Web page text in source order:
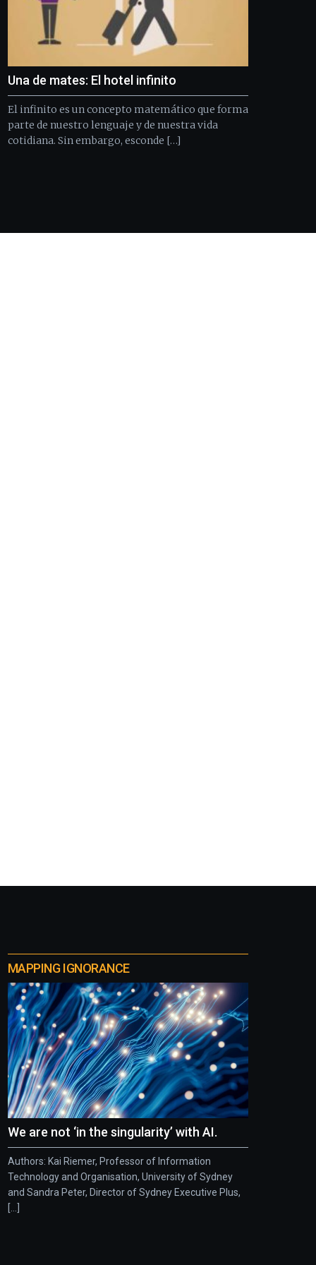
septiembre
de
octubre.
La
iniciativa,
organizada
por
Una de mates: El hotel infinito
El infinito es un concepto matemático que forma
parte de nuestro lenguaje y de nuestra vida
cotidiana. Sin embargo, esconde […]
MAPPING IGNORANCE
We are not ‘in the singularity’ with AI.
Authors: Kai Riemer, Professor of Information
Technology and Organisation, University of Sydney
and Sandra Peter, Director of Sydney Executive Plus,
[...]